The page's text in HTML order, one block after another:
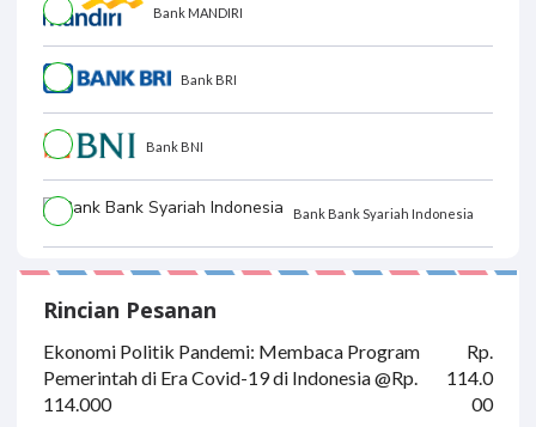
Bank MANDIRI
Bank BRI
Bank BNI
Bank Bank Syariah Indonesia
Rincian Pesanan
Ekonomi Politik Pandemi: Membaca Program
Pemerintah di Era Covid-19 di Indonesia @Rp.
114.000
Rp.
114.0
00